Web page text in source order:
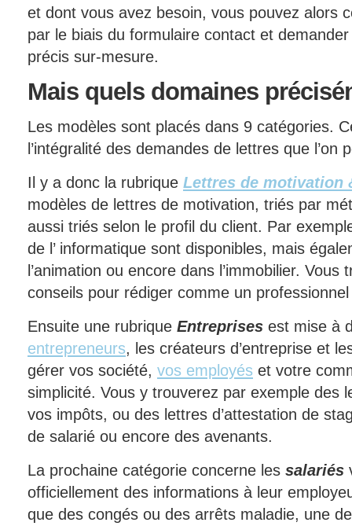
et dont vous avez besoin, vous pouvez alors
par le biais du formulaire contact et demander
précis sur-mesure.
Mais quels domaines
Les modèles sont placés dans 9 catégories.
l’intégralité des demandes de lettres que l’on
Il y a donc la rubrique Lettres de motivation
modèles de lettres de motivation, triés par
aussi triés selon le profil du client. Par
de l’ informatique sont disponibles, mais
l’animation ou encore dans l’immobilier.
conseils pour rédiger comme un
Ensuite une rubrique Entreprises est mise à
entrepreneurs, les créateurs d’entreprise et
gérer vos société, vos employés et votre
simplicité. Vous y trouverez par exemple des
vos impôts, ou des lettres d’attestation de
de salarié ou encore des avenants.
La prochaine catégorie concerne les salariés
officiellement des informations à leur
que des congés ou des arrêts maladie, une